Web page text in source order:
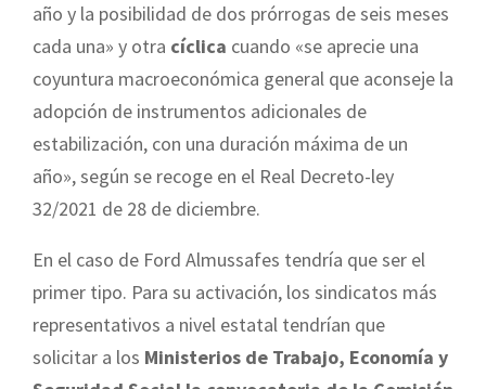
año y la posibilidad de dos prórrogas de seis meses
cada una» y otra cíclica cuando «se aprecie una
coyuntura macroeconómica general que aconseje la
adopción de instrumentos adicionales de
estabilización, con una duración máxima de un
año», según se recoge en el Real Decreto-ley
32/2021 de 28 de diciembre.
En el caso de Ford Almussafes tendría que ser el
primer tipo. Para su activación, los sindicatos más
representativos a nivel estatal tendrían que
solicitar a los Ministerios de Trabajo, Economía y